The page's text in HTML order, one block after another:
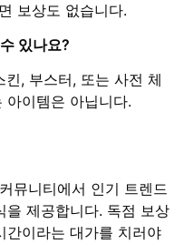
보상도 없습니다.
있나요?
, 부스터, 또는 사전 체
아이템은 아닙니다.
뮤니티에서 인기 트렌드
을 제공합니다. 독점 보상
간이라는 대가를 치러야